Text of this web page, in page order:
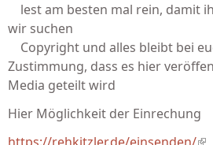
lest am besten mal rein, damit
wir suchen
Copyright und alles bleibt bei
Zustimmung, dass es hier
Media geteilt wird
Hier Möglichkeit der Einrechung